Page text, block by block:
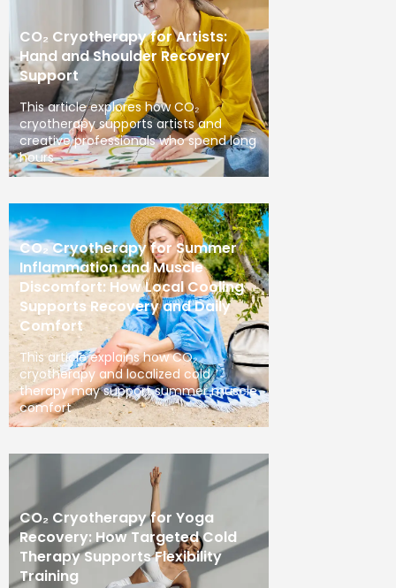
CO₂ Cryotherapy for Artists:
Hand and Shoulder Recovery
Support
This article explores how CO₂
cryotherapy supports artists and
creative professionals who spend long
hours
CO₂ Cryotherapy for Summer
Inflammation and Muscle
Discomfort: How Local Cooling
Supports Recovery and Daily
Comfort
This article explains how CO₂
cryotherapy and localized cold
therapy may support summer muscle
comfort
CO₂ Cryotherapy for Yoga
Recovery: How Targeted Cold
Therapy Supports Flexibility
Training